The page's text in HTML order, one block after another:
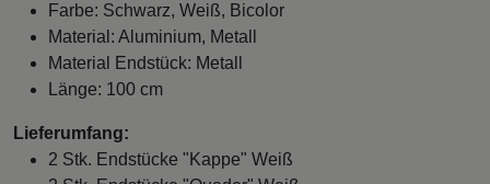
Farbe: Schwarz, Weiß, Bicolor
Material: Aluminium, Metall
Material Endstück: Metall
Länge: 100 cm
Lieferumfang:
2 Stk. Endstücke "Kappe" Weiß